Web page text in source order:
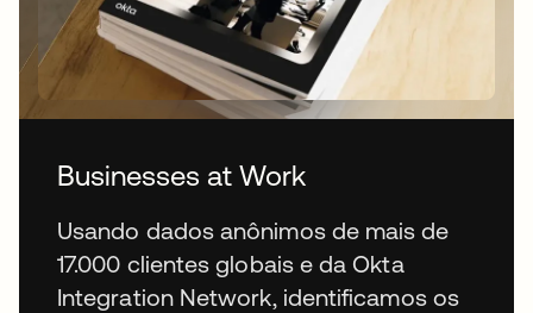
Businesses at Work
Usando dados anônimos de mais de
17.000 clientes globais e da Okta
Integration Network, identificamos os